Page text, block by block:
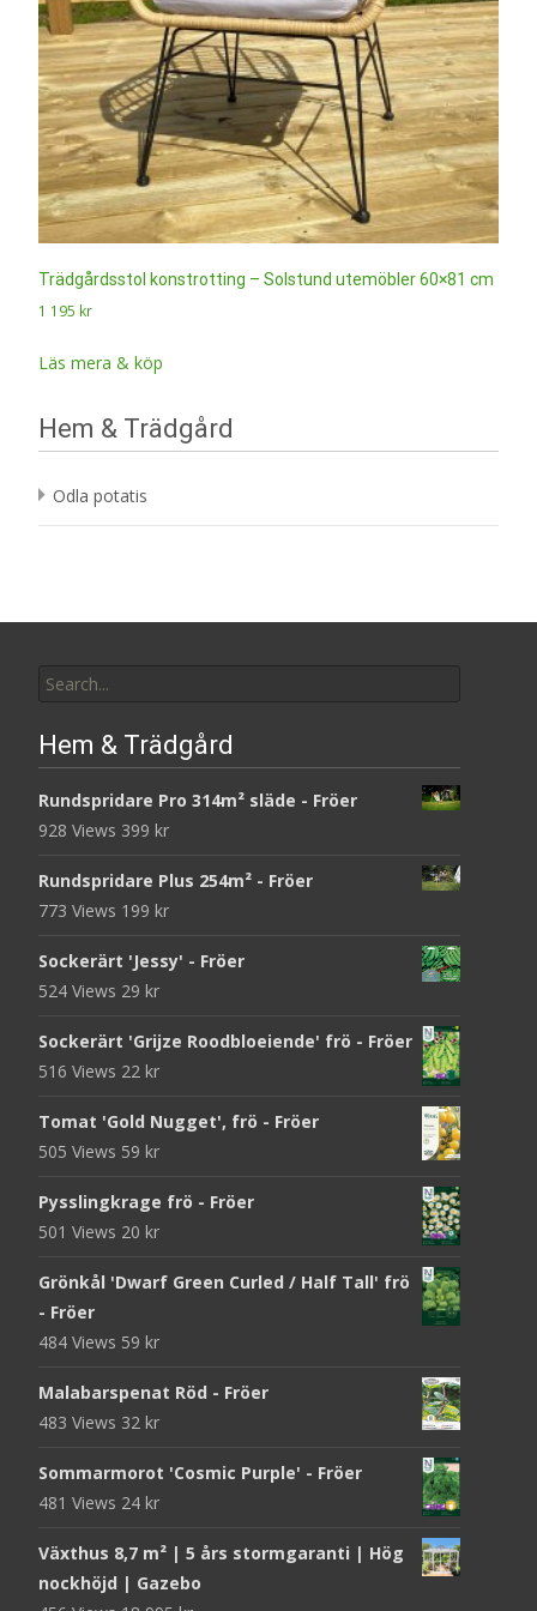
Trädgårdsstol konstrotting – Solstund utemöbler 60×81 cm
1 195 kr
Läs mera & köp
Hem & Trädgård
Odla potatis
for:
Hem & Trädgård
Rundspridare Pro 314m² släde - Fröer
928 Views 399 kr
Rundspridare Plus 254m² - Fröer
773 Views 199 kr
Sockerärt 'Jessy' - Fröer
524 Views 29 kr
Sockerärt 'Grijze Roodbloeiende' frö - Fröer
516 Views 22 kr
Tomat 'Gold Nugget', frö - Fröer
505 Views 59 kr
Pysslingkrage frö - Fröer
501 Views 20 kr
Grönkål 'Dwarf Green Curled / Half Tall' frö
- Fröer
484 Views 59 kr
Malabarspenat Röd - Fröer
483 Views 32 kr
Sommarmorot 'Cosmic Purple' - Fröer
481 Views 24 kr
Växthus 8,7 m² | 5 års stormgaranti | Hög
nockhöjd | Gazebo